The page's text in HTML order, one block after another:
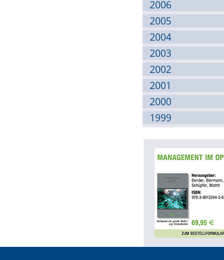
2006
2005
2004
2003
2002
2001
2000
1999